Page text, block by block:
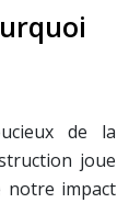
de la
joue
notre impact